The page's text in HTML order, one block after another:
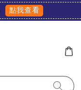
點我查看